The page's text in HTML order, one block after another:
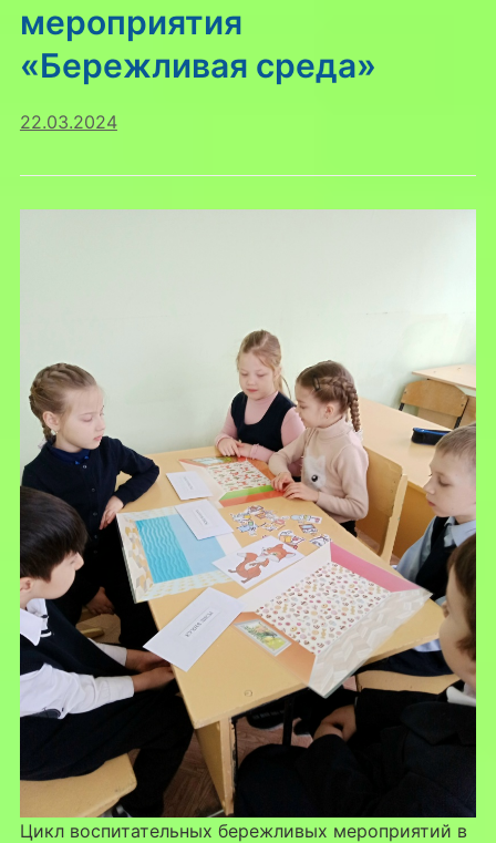
мероприятия
«Бережливая среда»
22.03.2024
Цикл воспитательных бережливых мероприятий в